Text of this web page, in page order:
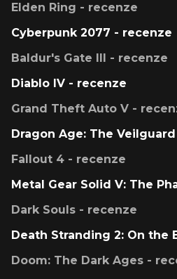
Elden Ring - recenze
Cyberpunk 2077 - recenze
Baldur's Gate III - recenze
Diablo IV - recenze
Grand Theft Auto V -
Dragon Age: The
Fallout 4 - recenze
Metal Gear Solid V: The
Dark Souls - recenze
Death Stranding 2: On the
Doom: The Dark Ages -